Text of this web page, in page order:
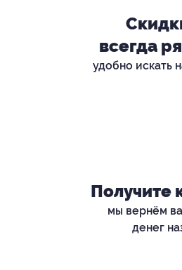
всегда
удобно искать
Получите
мы вернём
денег